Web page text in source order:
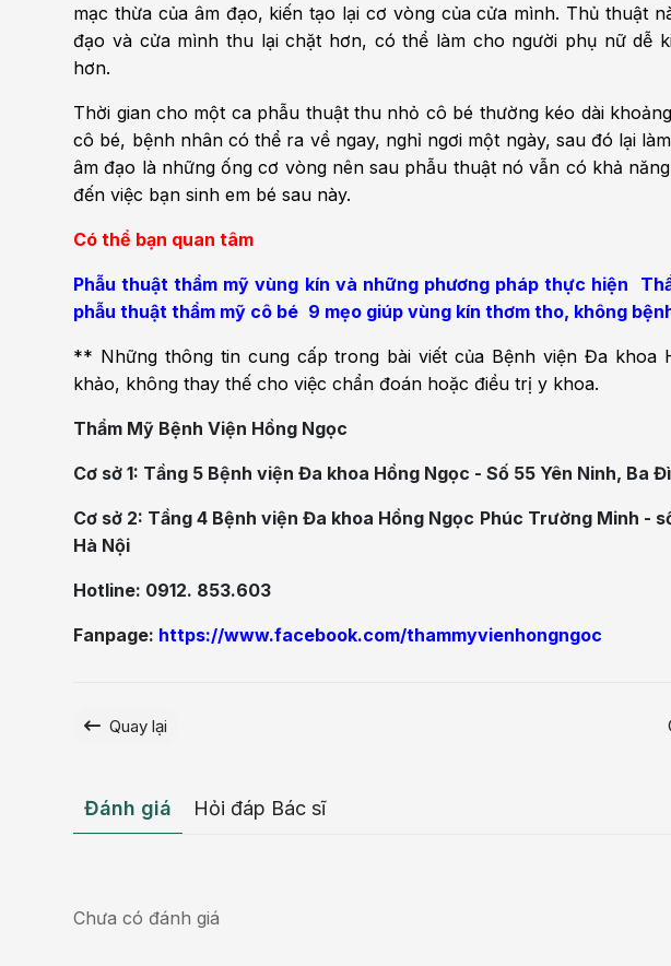
mạc thừa của âm đạo, kiến tạo lại cơ vòng của cửa mình. Thủ thuật
đạo và cửa mình thu lại chặt hơn, có thể làm cho người phụ nữ dễ
hơn.
Thời gian cho một ca phẫu thuật thu nhỏ cô bé thường kéo dài
cô bé, bệnh nhân có thể ra về ngay, nghỉ ngơi một ngày, sau đó lại
âm đạo là những ống cơ vòng nên sau phẫu thuật nó vẫn có khả
đến việc bạn sinh em bé sau này.
Có thể bạn quan tâm
Phẫu thuật thẩm mỹ vùng kín và những phương pháp thực hiện
phẫu thuật thẩm mỹ cô bé 9 mẹo giúp vùng kín thơm tho, không
** Những thông tin cung cấp trong bài viết của Bệnh viện Đa khoa
khảo, không thay thế cho việc chẩn đoán hoặc điều trị y khoa.
Thẩm Mỹ Bệnh Viện Hồng Ngọc
Cơ sở 1: Tầng 5 Bệnh viện Đa khoa Hồng Ngọc - Số 55 Yên Ninh, Ba
Cơ sở 2: Tầng 4 Bệnh viện Đa khoa Hồng Ngọc Phúc Trường Minh -
Hà Nội
Hotline: 0912. 853.603
Fanpage: https://www.facebook.com/thammyvienhongngoc
Quay lại
Đánh giá Hỏi đáp Bác sĩ
Chưa có đánh giá